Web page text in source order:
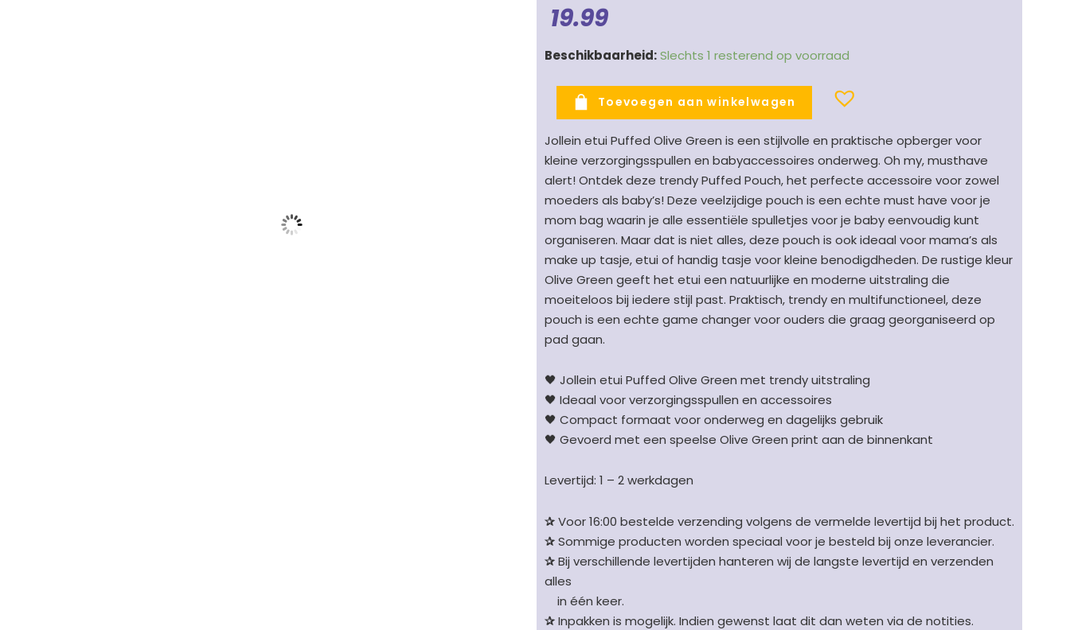
19.99
Beschikbaarheid:Slechts 1 resterend op voorraad
Jollein
Puffed
Olive
Green
olijfgroen
aantal
Toevoegen aan winkelwagen
Jollein etui Puffed Olive Green is een stijlvolle en praktische opberger voor
kleine verzorgingsspullen en babyaccessoires onderweg. Oh my, musthave
alert! Ontdek deze trendy Puffed Pouch, het perfecte accessoire voor zowel
moeders als baby’s! Deze veelzijdige pouch is een echte must have voor je
mom bag waarin je alle essentiële spulletjes voor je baby eenvoudig kunt
organiseren. Maar dat is niet alles, deze pouch is ook ideaal voor mama’s als
make up tasje, etui of handig tasje voor kleine benodigdheden. De rustige kleur
Olive Green geeft het etui een natuurlijke en moderne uitstraling die
moeiteloos bij iedere stijl past. Praktisch, trendy en multifunctioneel, deze
pouch is een echte game changer voor ouders die graag georganiseerd op
pad gaan.
🖤 Jollein etui Puffed Olive Green met trendy uitstraling
🖤 Ideaal voor verzorgingsspullen en accessoires
🖤 Compact formaat voor onderweg en dagelijks gebruik
🖤 Gevoerd met een speelse Olive Green print aan de binnenkant
Levertijd: 1 – 2 werkdagen
✰Voor 16:00 bestelde verzending volgens de vermelde levertijd bij het product.
✰Sommige producten worden speciaal voor je besteld bij onze leverancier.
✰Bij verschillende levertijden hanteren wij de langste levertijd en verzenden
alles
in één keer.
✰Inpakken is mogelijk. Indien gewenst laat dit dan weten via de notities.